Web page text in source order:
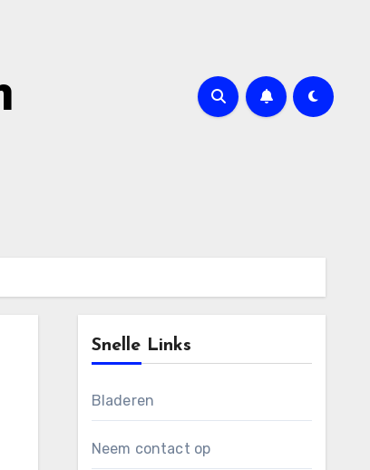
Snelle Links
Bladeren
Neem contact op